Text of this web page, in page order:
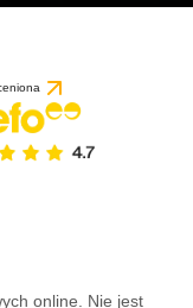
online. Nie jest